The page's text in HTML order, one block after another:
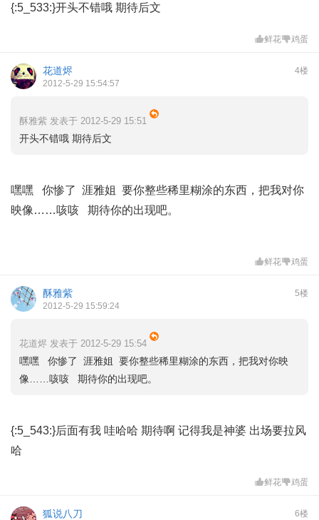
{:5_533:}开头不错哦 期待后文
鲜花 鸡蛋
4楼
花道烬
2012-5-29 15:54:57
酥雅紫 发表于 2012-5-29 15:51
开头不错哦 期待后文
嘿嘿 你惨了 涯雅姐 要你整些稀里糊涂的东西，把我对你
映像……咳咳 期待你的出现吧。
鲜花 鸡蛋
5楼
酥雅紫
2012-5-29 15:59:24
花道烬 发表于 2012-5-29 15:54
嘿嘿 你惨了 涯雅姐 要你整些稀里糊涂的东西，把我对你映
像……咳咳 期待你的出现吧。
{:5_543:}后面有我 哇哈哈 期待啊 记得我是神婆 出场要拉风
哈
鲜花 鸡蛋
6楼
狐说八刀